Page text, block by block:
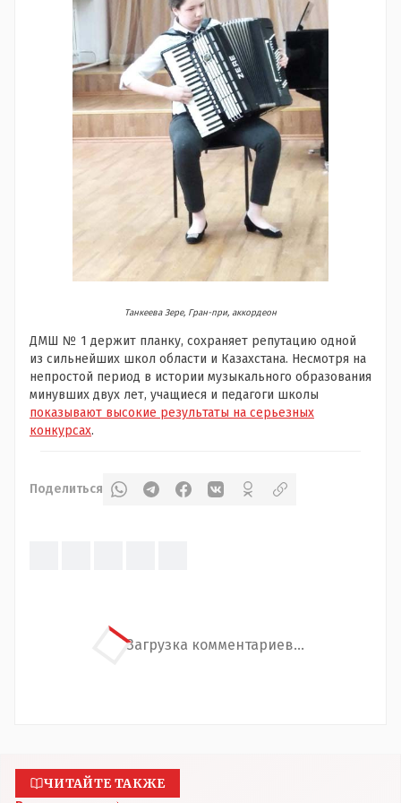
Танкеева Зере, Гран-при, аккордеон
ДМШ № 1 держит планку, сохраняет репутацию одной
из сильнейших школ области и Казахстана. Несмотря на
непростой период в истории музыкального образования
минувших двух лет, учащиеся и педагоги школы
показывают высокие результаты на серьезных
конкурсах.
Поделиться
Загрузка комментариев...
ЧИТАЙТЕ ТАКЖЕ